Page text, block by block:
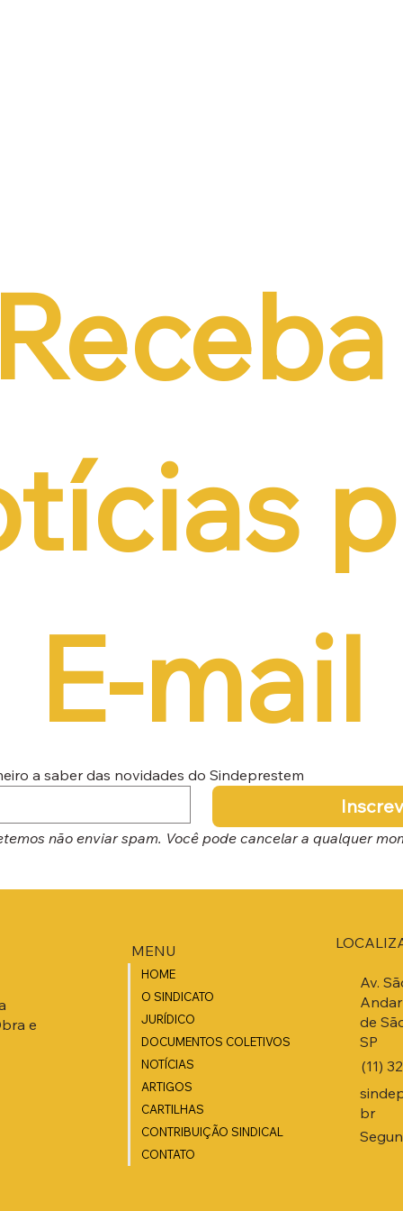
Receba
E-mail
a saber das novidades do Sindeprestem
não enviar spam. Você pode cancelar a qualquer
e
MENU
HOME
O SINDICATO
JURÍDICO
DOCUMENTOS COLETIVOS
NOTÍCIAS
ARTIGOS
CARTILHAS
CONTRIBUIÇÃO SINDICAL
CONTATO
Av.
de
SP
(11)
br